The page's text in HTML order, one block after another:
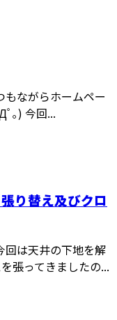
もながらホームペー
ﾟ｡) 今回...
り替え及びクロ
回は天井の下地を解
張ってきましたの...